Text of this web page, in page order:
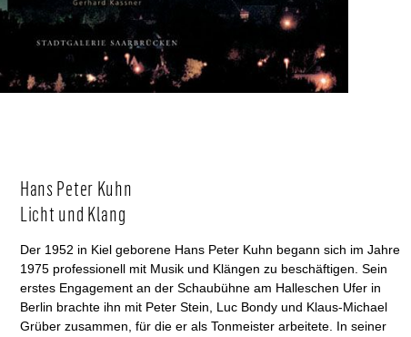
Hans Peter Kuhn
Licht und Klang
Der 1952 in Kiel geborene Hans Peter Kuhn begann sich im Jahre
1975 professionell mit Musik und Klängen zu beschäftigen. Sein
erstes Engagement an der Schaubühne am Halleschen Ufer in
Berlin brachte ihn mit Peter Stein, Luc Bondy und Klaus-Michael
Grüber zusammen, für die er als Tonmeister arbeitete. In seiner